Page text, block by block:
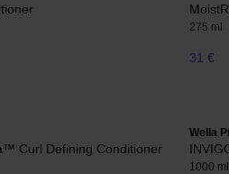
275 ml
31 €
Curl Defining Conditioner
Wella
1000 ml